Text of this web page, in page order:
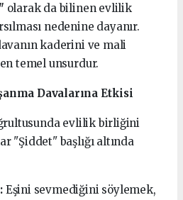
olarak da bilinen evlilik
nedenine dayanır.
kaderini ve mali
temel unsurdur.
Davalarına Etkisi
evlilik birliğini
"Şiddet" başlığı altında
Eşini sevmediğini söylemek,